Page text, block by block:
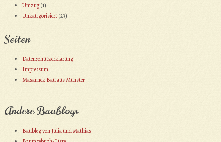
Umzug(1)
Unkategorisiert(23)
Seiten
Datenschutzerklärung
Impressum
Masannek Bau aus Munster
Andere Baublogs
Baublog von Julia und Mathias